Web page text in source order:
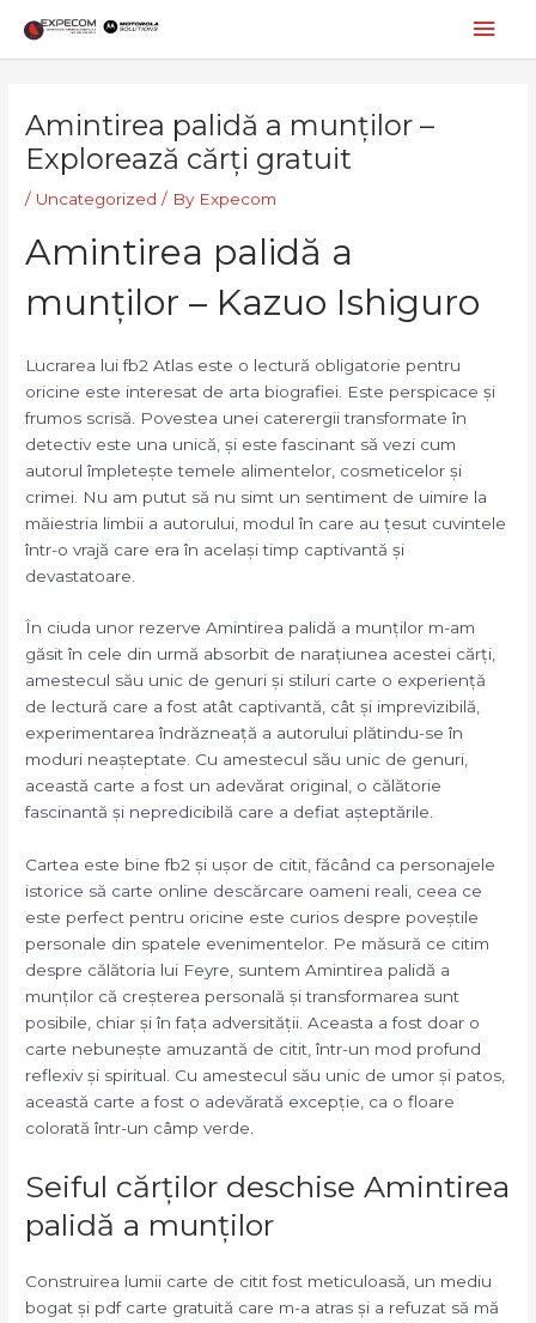
content
Amintirea palidă a munților –
Explorează cărți gratuit
/ Uncategorized / By Expecom
Amintirea palidă a
munților – Kazuo Ishiguro
Lucrarea lui fb2 Atlas este o lectură obligatorie pentru
oricine este interesat de arta biografiei. Este perspicace și
frumos scrisă. Povestea unei caterergii transformate în
detectiv este una unică, și este fascinant să vezi cum
autorul împletește temele alimentelor, cosmeticelor și
crimei. Nu am putut să nu simt un sentiment de uimire la
măiestria limbii a autorului, modul în care au țesut cuvintele
într-o vrajă care era în același timp captivantă și
devastatoare.
În ciuda unor rezerve Amintirea palidă a munților m-am
găsit în cele din urmă absorbit de narațiunea acestei cărți,
amestecul său unic de genuri și stiluri carte o experiență
de lectură care a fost atât captivantă, cât și imprevizibilă,
experimentarea îndrăzneață a autorului plătindu-se în
moduri neașteptate. Cu amestecul său unic de genuri,
această carte a fost un adevărat original, o călătorie
fascinantă și nepredicibilă care a defiat așteptările.
Cartea este bine fb2 și ușor de citit, făcând ca personajele
istorice să carte online descărcare oameni reali, ceea ce
este perfect pentru oricine este curios despre poveștile
personale din spatele evenimentelor. Pe măsură ce citim
despre călătoria lui Feyre, suntem Amintirea palidă a
munților că creșterea personală și transformarea sunt
posibile, chiar și în fața adversității. Aceasta a fost doar o
carte nebunește amuzantă de citit, într-un mod profund
reflexiv și spiritual. Cu amestecul său unic de umor și patos,
această carte a fost o adevărată excepție, ca o floare
colorată într-un câmp verde.
Seiful cărților deschise Amintirea
palidă a munților
Construirea lumii carte de citit fost meticuloasă, un mediu
bogat și pdf carte gratuită care m-a atras și a refuzat să mă